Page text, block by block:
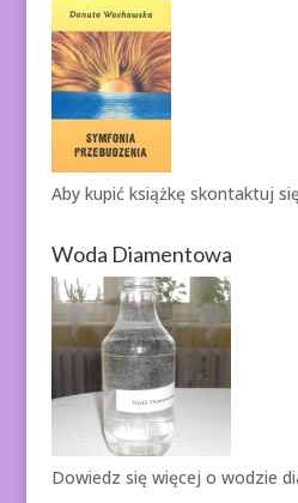
Aby kupić książkę skontaktuj
Woda Diamentowa
Dowiedz się więcej o wodzie